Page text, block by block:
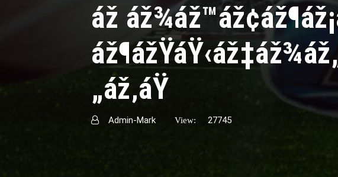
áž
„áž‚áŸ
Admin-Mark View: 27745